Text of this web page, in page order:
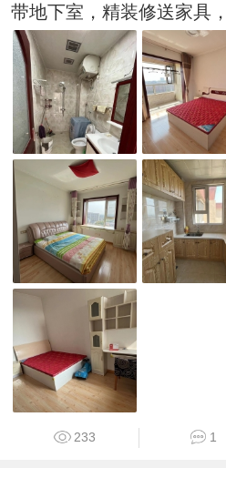
带地下室，精装修送家具
233 1